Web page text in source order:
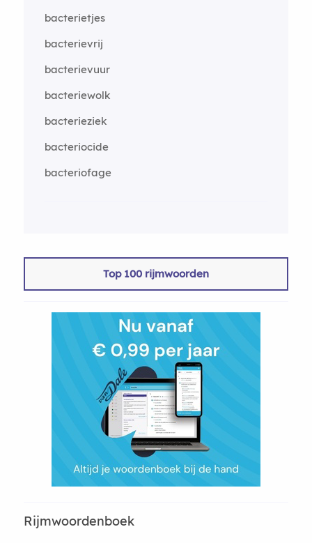
bacterietjes
bacterievrij
bacterievuur
bacteriewolk
bacterieziek
bacteriocide
bacteriofage
Top 100 rijmwoorden
Rijmwoordenboek